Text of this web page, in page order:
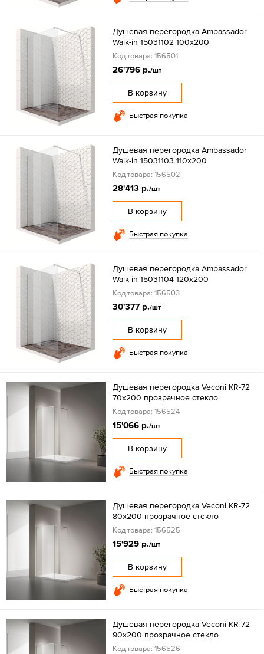
Душевая перегородка Ambassador
Walk-in 15031102 100x200
Код товара: 156501
26'796 р./шт
В корзину
Быстрая покупка
Душевая перегородка Ambassador
Walk-in 15031103 110x200
Код товара: 156502
28'413 р./шт
В корзину
Быстрая покупка
Душевая перегородка Ambassador
Walk-in 15031104 120x200
Код товара: 156503
30'377 р./шт
В корзину
Быстрая покупка
Душевая перегородка Veconi KR-72
70x200 прозрачное стекло
Код товара: 156524
15'066 р./шт
В корзину
Быстрая покупка
Душевая перегородка Veconi KR-72
80x200 прозрачное стекло
Код товара: 156525
15'929 р./шт
В корзину
Быстрая покупка
Душевая перегородка Veconi KR-72
90x200 прозрачное стекло
Код товара: 156526